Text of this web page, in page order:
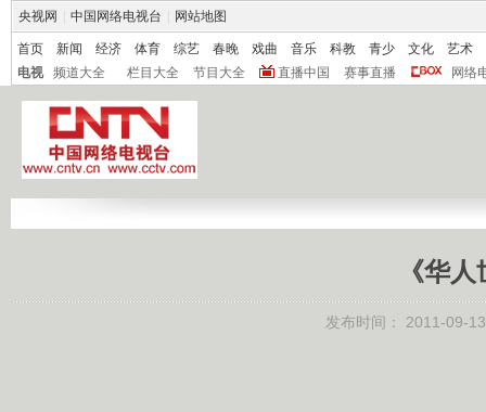
央视网 中国网络电视台 网站地图
首页 新闻 经济 体育 综艺 春晚 戏曲 音乐 科教 青少 文化
艺术
电视
频道大全 栏目大全 节目大全 直播中国 赛事直播 网络
《华
发布时间： 2011-09-